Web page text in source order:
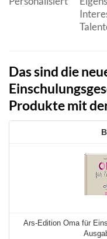
Das sind die
Produkte mit
Ars-Edition Oma für